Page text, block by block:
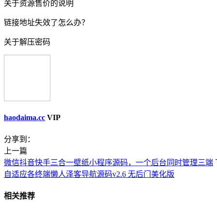
关于资源售价的说明
链接地址失效了怎么办？
关于解压密码
haodaima.cc VIP
分享到：
上一篇
微信抖音快手三合一壁纸小程序源码，一个后台同时管理三端
自适应各终端懒人泽客导航源码v2.6 无后门美化版
相关推荐